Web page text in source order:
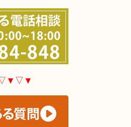
▽▼▽▼